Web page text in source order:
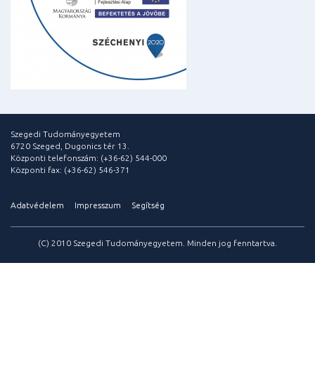
Szegedi Tudományegyetem
6720 Szeged, Dugonics tér 13.
Központi telefonszám: (+36-62) 544-000
Központi fax: (+36-62) 546-371
Adatvédelem Impresszum Segítség
(C) 2010 Szegedi Tudományegyetem. Minden jog fenntartva.